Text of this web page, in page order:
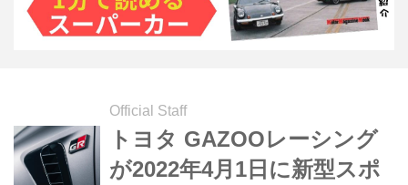
Official Staff
トヨタ GAZOOレーシング
が2022年4月1日に新型スポ